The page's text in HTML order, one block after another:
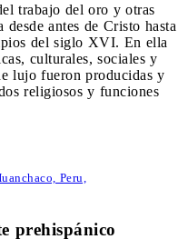
trabajo del oro y otras
antes de Cristo hasta
del siglo XVI. En ella
culturales, sociales y
lujo fueron producidas y
religiosos y funciones
Peru,
prehispánico